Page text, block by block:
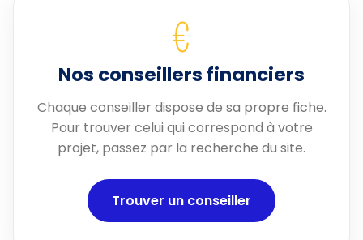
€
Nos conseillers financiers
Chaque conseiller dispose de sa propre fiche.
Pour trouver celui qui correspond à votre
projet, passez par la recherche du site.
Trouver un conseiller